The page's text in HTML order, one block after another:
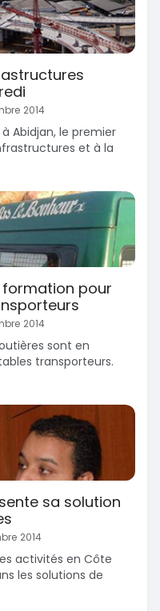
2014
Abidjan, le premier
et à la
formation pour
2014
sont en
transporteurs.
sa solution
2014
activités en Côte
les solutions de